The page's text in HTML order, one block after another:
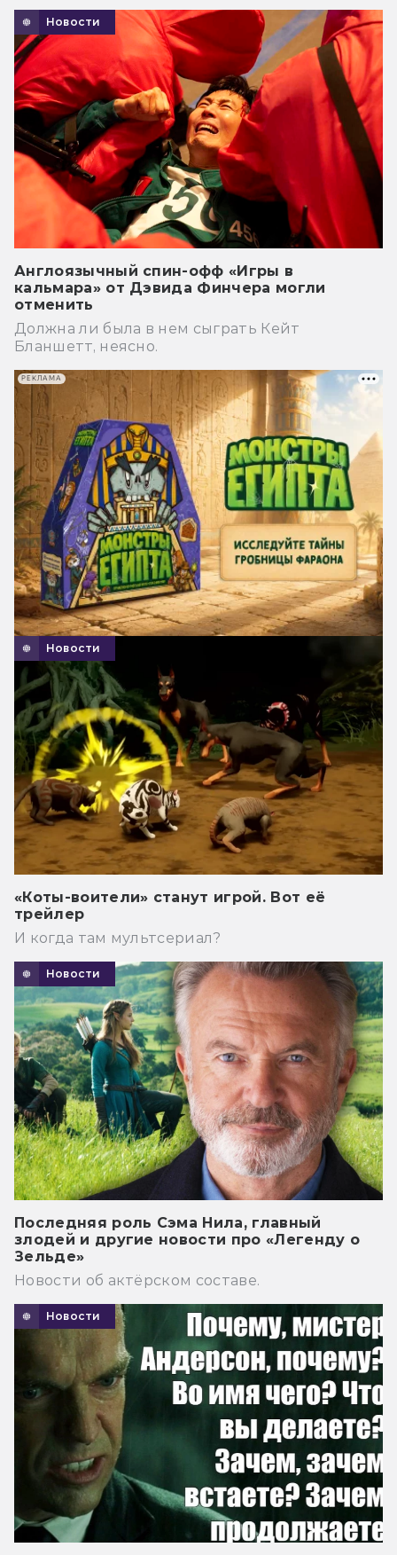
Новости
Англоязычный спин-офф «Игры в
кальмара» от Дэвида Финчера могли
отменить
Должна ли была в нем сыграть Кейт
Бланшетт, неясно.
Новости
«Коты-воители» станут игрой. Вот её
трейлер
И когда там мультсериал?
Новости
Последняя роль Сэма Нила, главный
злодей и другие новости про «Легенду о
Зельде»
Новости об актёрском составе.
Новости
РЕКЛАМА